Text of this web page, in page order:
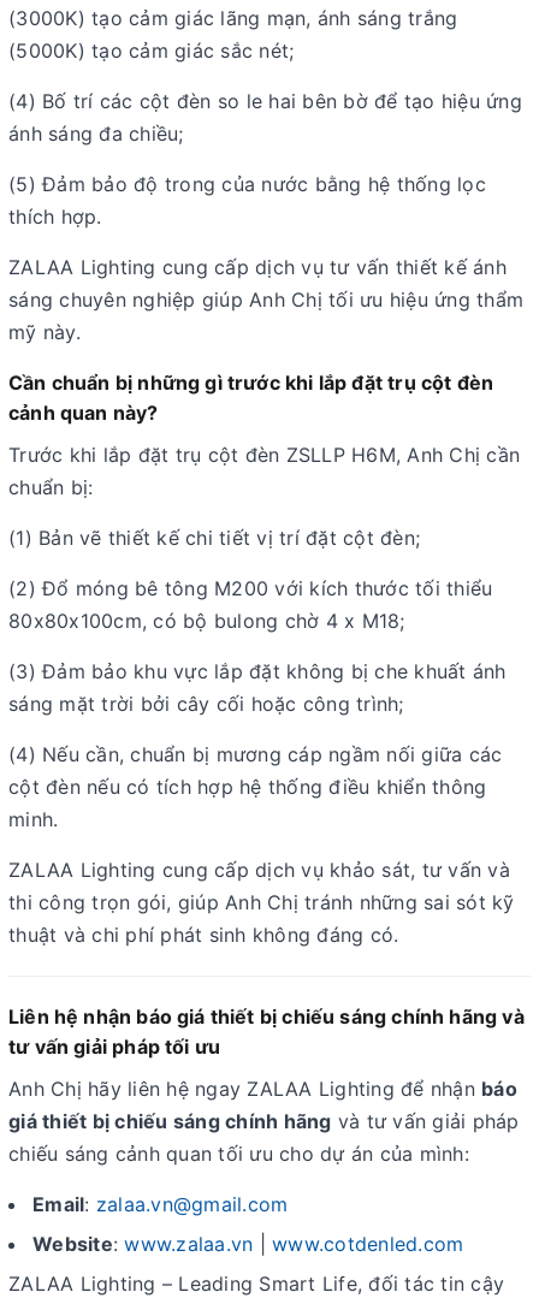
(3000K) tạo cảm giác lãng mạn, ánh sáng trắng
(5000K) tạo cảm giác sắc nét;
(4) Bố trí các cột đèn so le hai bên bờ để tạo hiệu ứng
ánh sáng đa chiều;
(5) Đảm bảo độ trong của nước bằng hệ thống lọc
thích hợp.
ZALAA Lighting cung cấp dịch vụ tư vấn thiết kế ánh
sáng chuyên nghiệp giúp Anh Chị tối ưu hiệu ứng thẩm
mỹ này.
Cần chuẩn bị những gì trước khi lắp đặt trụ cột đèn
cảnh quan này?
Trước khi lắp đặt trụ cột đèn ZSLLP H6M, Anh Chị cần
chuẩn bị:
(1) Bản vẽ thiết kế chi tiết vị trí đặt cột đèn;
(2) Đổ móng bê tông M200 với kích thước tối thiểu
80x80x100cm, có bộ bulong chờ 4 x M18;
(3) Đảm bảo khu vực lắp đặt không bị che khuất ánh
sáng mặt trời bởi cây cối hoặc công trình;
(4) Nếu cần, chuẩn bị mương cáp ngầm nối giữa các
cột đèn nếu có tích hợp hệ thống điều khiển thông
minh.
ZALAA Lighting cung cấp dịch vụ khảo sát, tư vấn và
thi công trọn gói, giúp Anh Chị tránh những sai sót kỹ
thuật và chi phí phát sinh không đáng có.
Liên hệ nhận báo giá thiết bị chiếu sáng chính hãng và
tư vấn giải pháp tối ưu
Anh Chị hãy liên hệ ngay ZALAA Lighting để nhận báo
giá thiết bị chiếu sáng chính hãng và tư vấn giải pháp
chiếu sáng cảnh quan tối ưu cho dự án của mình:
Email: zalaa.vn@gmail.com
Website:www.zalaa.vn
www.cotdenled.com
ZALAA Lighting – Leading Smart Life, đối tác tin cậy